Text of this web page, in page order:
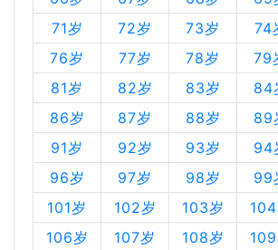
71岁
72岁 73岁 74
76岁
77岁 78岁 79
81岁
82岁 83岁 84
86岁
87岁 88岁 89
91岁
92岁 93岁 94
96岁
97岁 98岁 99
101岁
102岁 103岁
106岁
107岁 108岁